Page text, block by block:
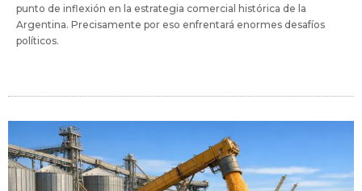
punto de inflexión en la estrategia comercial histórica de la
Argentina. Precisamente por eso enfrentará enormes desafíos
políticos.